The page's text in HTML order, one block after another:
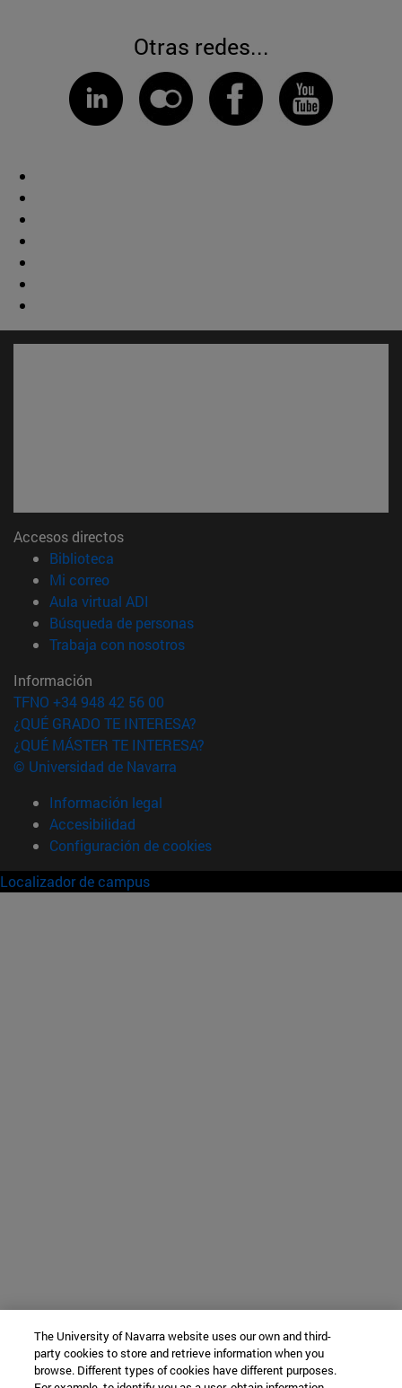
Otras redes...
Accesos directos
Biblioteca
Mi correo(abre en nueva ventana)
Aula virtual ADI
Búsqueda de personas(abre en nueva ventana)
Trabaja con nosotros(abre en nueva ventana)
Información
TFNO +34 948 42 56 00
¿QUÉ GRADO TE INTERESA?
¿QUÉ MÁSTER TE INTERESA?
© Universidad de Navarra
Información legal
Accesibilidad
Configuración de cookies
Localizador de campus
The University of Navarra website uses our own and third-
party cookies to store and retrieve information when you
browse. Different types of cookies have different purposes.